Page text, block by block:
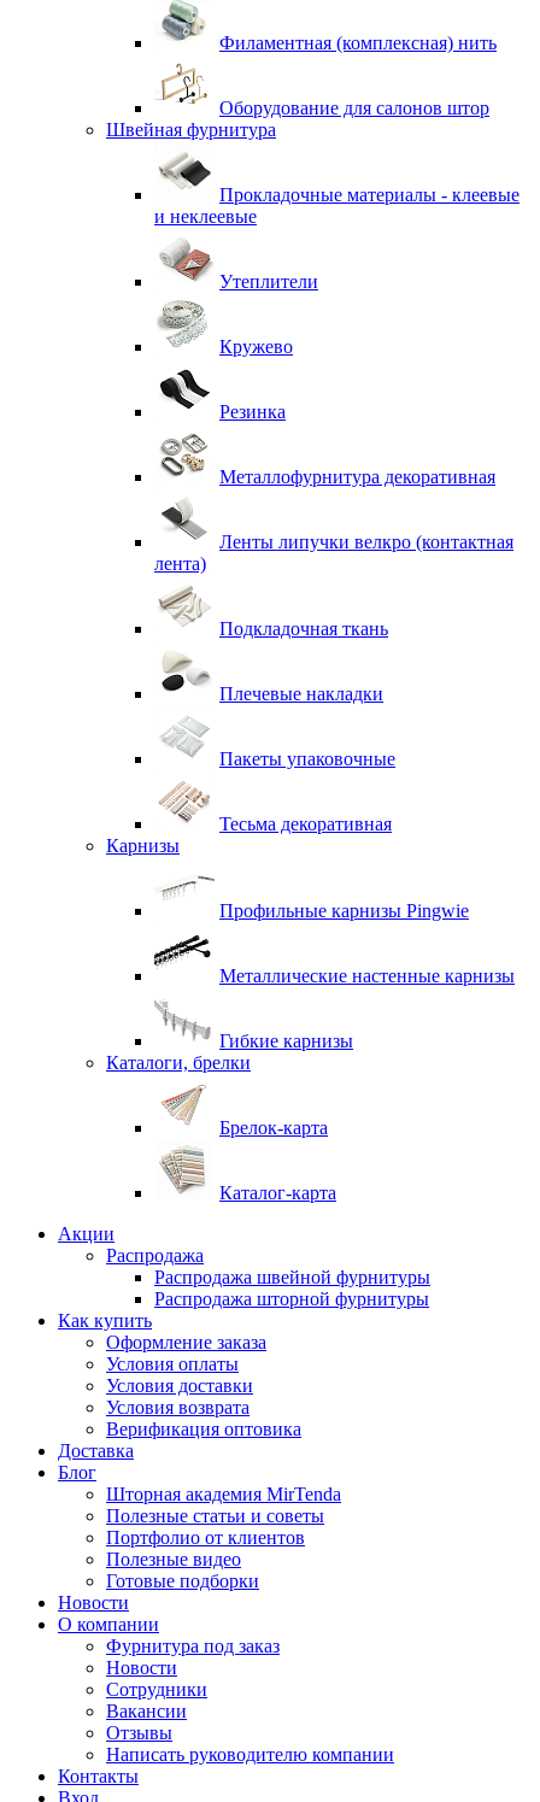
Филаментная (комплексная) нить
Оборудование для салонов штор
Швейная фурнитура
Прокладочные материалы - клеевые
и неклеевые
Утеплители
Кружево
Резинка
Металлофурнитура декоративная
Ленты липучки велкро (контактная
лента)
Подкладочная ткань
Плечевые накладки
Пакеты упаковочные
Тесьма декоративная
Карнизы
Профильные карнизы Pingwie
Металлические настенные карнизы
Гибкие карнизы
Каталоги, брелки
Брелок-карта
Каталог-карта
Акции
Распродажа
Распродажа швейной фурнитуры
Распродажа шторной фурнитуры
Как купить
Оформление заказа
Условия оплаты
Условия доставки
Условия возврата
Верификация оптовика
Доставка
Блог
Шторная академия MirTenda
Полезные статьи и советы
Портфолио от клиентов
Полезные видео
Готовые подборки
Новости
О компании
Фурнитура под заказ
Новости
Сотрудники
Вакансии
Отзывы
Написать руководителю компании
Контакты
Вход